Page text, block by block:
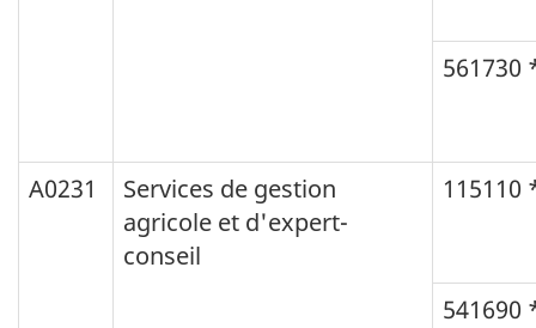
561730
A0231
Services de gestion
agricole et d'expert-
conseil
115110
541690